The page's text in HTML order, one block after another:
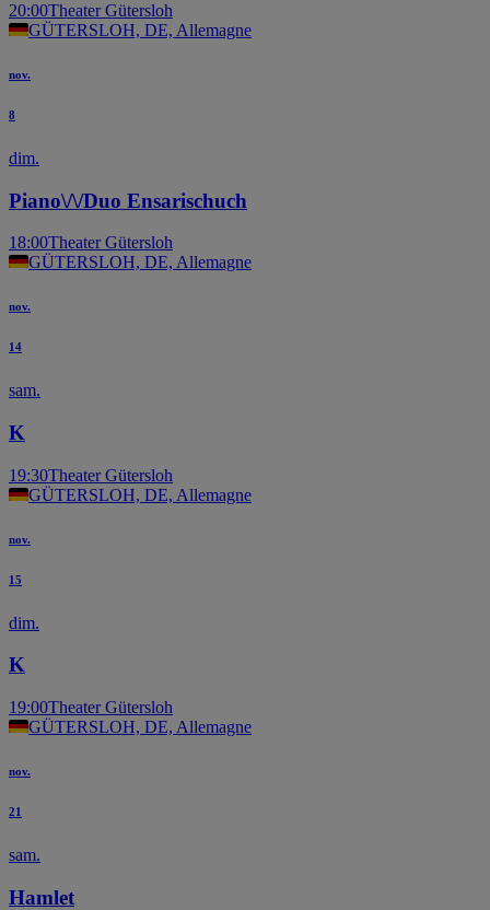
20:00Theater Gütersloh
GÜTERSLOH, DE, Allemagne
nov.
8
dim.
Piano\/\/Duo Ensarischuch
18:00Theater Gütersloh
GÜTERSLOH, DE, Allemagne
nov.
14
sam.
K
19:30Theater Gütersloh
GÜTERSLOH, DE, Allemagne
nov.
15
dim.
K
19:00Theater Gütersloh
GÜTERSLOH, DE, Allemagne
nov.
21
sam.
Hamlet